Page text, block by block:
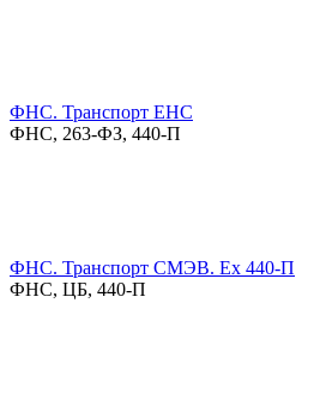
ФНС. Транспорт ЕНС
ФНС, 263-ФЗ, 440-П
ФНС. Транспорт СМЭВ. Ex 440-П
ФНС, ЦБ, 440-П